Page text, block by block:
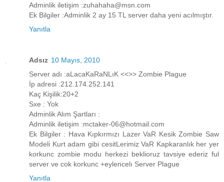
Adminlik iletişim :zuhahaha@msn.com
Ek Bilgiler :Adminlik 2 ay 15 TL server daha yeni acılmıştır.
Yanıtla
Adsız 10 Mayıs, 2010
Server adı :aLacaKaRaNLıK <<>> Zombie Plague
İp adresi :212.174.252.141
Kaç Kişilik:20+2
Sxe : Yok
Adminlik Alım Şartları :
Adminlik iletişim :mctaker-06@hotmail.com
Ek Bilgiler : Hava Kıpkırmızı Lazer VaR Kesik Zombie Saw
Modeli Kurt adam gibi cesitLerimiz VaR Kapkaranlık her yer
korkunc zombie modu herkezi beklioruz tavsiye ederiz ful
server ve cok korkunc +eylencelı Server Plague
Yanıtla